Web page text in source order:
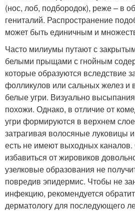
(нос, лоб, подбородок), реже – в
гениталий. Распространение
может быть единичным и
Часто милиумы путают с
белыми прыщами с гнойным
которые образуются вследствие
фолликулов или сальных желез
белые угри. Визуально
похожи. Однако, в отличие от
угри формируются в верхнем
затрагивая волосяные луковицы
есть не имеют выходных
избавиться от жировиков
узелковые образования не
повредив эпидермис. Чтобы не
инфекцию, рекомендуется
дерматологу для последующего